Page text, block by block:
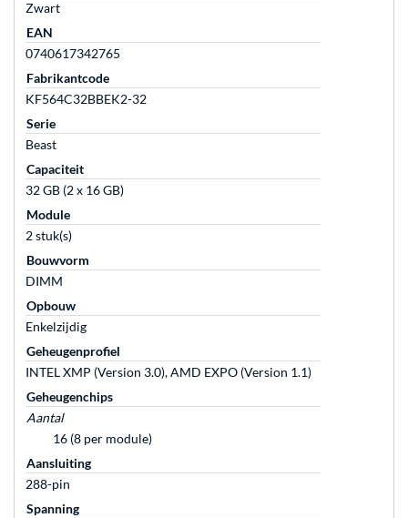
Zwart
EAN
0740617342765
Fabrikantcode
KF564C32BBEK2-32
Serie
Beast
Capaciteit
32 GB (2 x 16 GB)
Module
2 stuk(s)
Bouwvorm
DIMM
Opbouw
Enkelzijdig
Geheugenprofiel
INTEL XMP (Version 3.0), AMD EXPO (Version 1.1)
Geheugenchips
Aantal
16 (8 per module)
Aansluiting
288-pin
Spanning